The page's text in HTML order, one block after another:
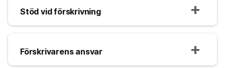
Stöd vid förskrivning
Förskrivarens ansvar